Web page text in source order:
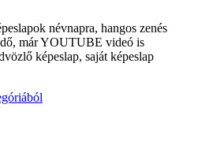
névnapra, hangos zenés
már YOUTUBE videó is
képeslap, saját képeslap